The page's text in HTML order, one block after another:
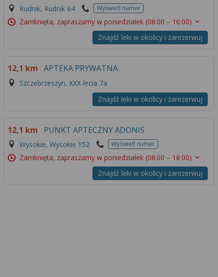
Rudnik, Rudnik 64 Wyświetl numer
Zamknięta, zapraszamy w poniedziałek (08:00 – 16:00)
Znajdź leki w okolicy i zarezerwuj
12,1 km APTEKA PRYWATNA
Szczebrzeszyn, XXX-lecia 7a
Znajdź leki w okolicy i zarezerwuj
12,1 km PUNKT APTECZNY ADONIS
Wysokie, Wysokie 152 Wyświetl numer
Zamknięta, zapraszamy w poniedziałek (08:00 – 18:00)
Znajdź leki w okolicy i zarezerwuj